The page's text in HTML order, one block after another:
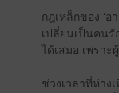
กฎเหล็กของ ‘
เปลี่ยนเป็นคน
ได้เสมอ เพราะ
ช่วงเวลาที่ห่า